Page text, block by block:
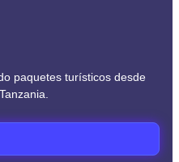
paquetes turísticos desde